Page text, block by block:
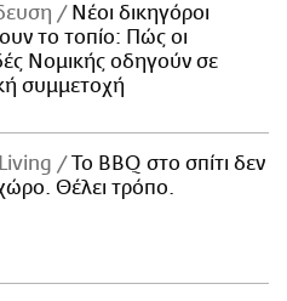
Νέοι δικηγόροι
το τοπίο: Πώς οι
Νομικής οδηγούν σε
συμμετοχή
Το BBQ στο σπίτι δεν
Θέλει τρόπο.